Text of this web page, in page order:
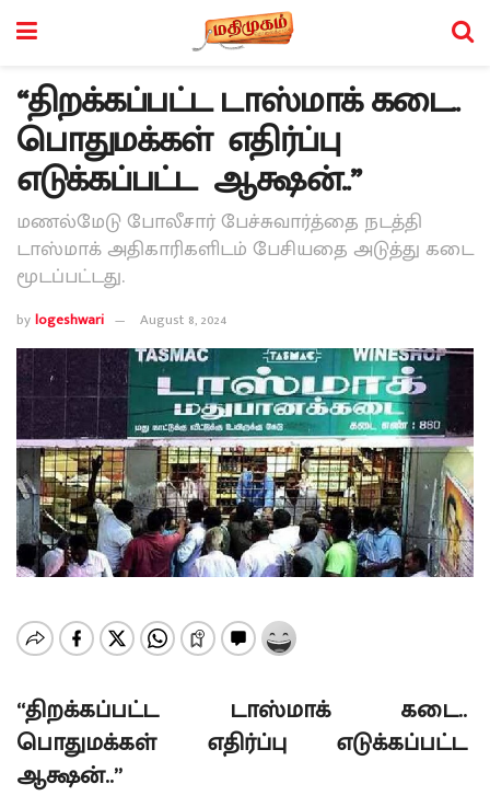
“திறக்கப்பட்ட டாஸ்மாக் கடை..
பொதுமக்கள் எதிர்ப்பு
எடுக்கப்பட்ட ஆக்ஷன்..”
மணல்மேடு போலீசார் பேச்சுவார்த்தை நடத்தி
டாஸ்மாக் அதிகாரிகளிடம் பேசியதை அடுத்து கடை
மூடப்பட்டது.
bylogeshwari August 8, 2024
“திறக்கப்பட்ட டாஸ்மாக் கடை..
பொதுமக்கள் எதிர்ப்பு எடுக்கப்பட்ட
ஆக்ஷன்..”